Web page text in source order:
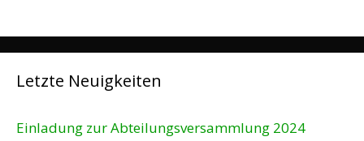
Letzte Neuigkeiten
Einladung zur Abteilungsversammlung 2024